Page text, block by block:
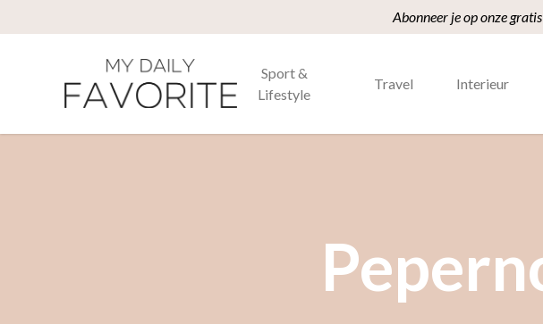
Abonneer je op onze
Sport &
Lifestyle
Travel Interieur